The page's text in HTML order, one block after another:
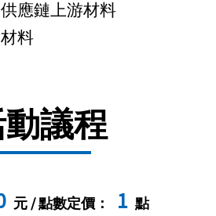
應鏈上游材料
料
議程
元 / 點數定價： 1 點